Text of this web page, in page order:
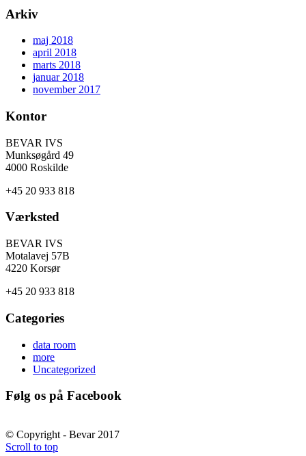
Arkiv
maj 2018
april 2018
marts 2018
januar 2018
november 2017
Kontor
BEVAR IVS
Munksøgård 49
4000 Roskilde
+45 20 933 818
Værksted
BEVAR IVS
Motalavej 57B
4220 Korsør
+45 20 933 818
Categories
data room
more
Uncategorized
Følg os på Facebook
© Copyright - Bevar 2017
Scroll to top